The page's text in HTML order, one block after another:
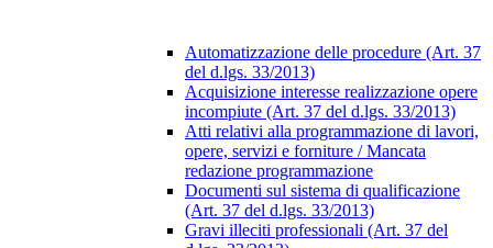
Automatizzazione delle procedure (Art. 37
del d.lgs. 33/2013)
Acquisizione interesse realizzazione opere
incompiute (Art. 37 del d.lgs. 33/2013)
Atti relativi alla programmazione di lavori,
opere, servizi e forniture / Mancata
redazione programmazione
Documenti sul sistema di qualificazione
(Art. 37 del d.lgs. 33/2013)
Gravi illeciti professionali (Art. 37 del